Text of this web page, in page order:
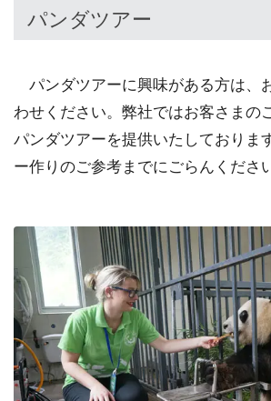
パンダツアー
パンダツアーに興味がある方は、
わせください。弊社ではお客さまの
パンダツアーを提供いたしておりま
ー作りのご参考までにごらんくださ